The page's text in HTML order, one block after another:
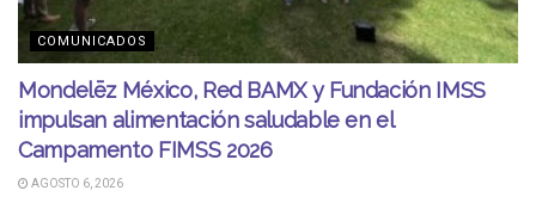
COMUNICADOS
Mondelēz México, Red BAMX y Fundación IMSS
impulsan alimentación saludable en el
Campamento FIMSS 2026
AGOSTO 6, 2026